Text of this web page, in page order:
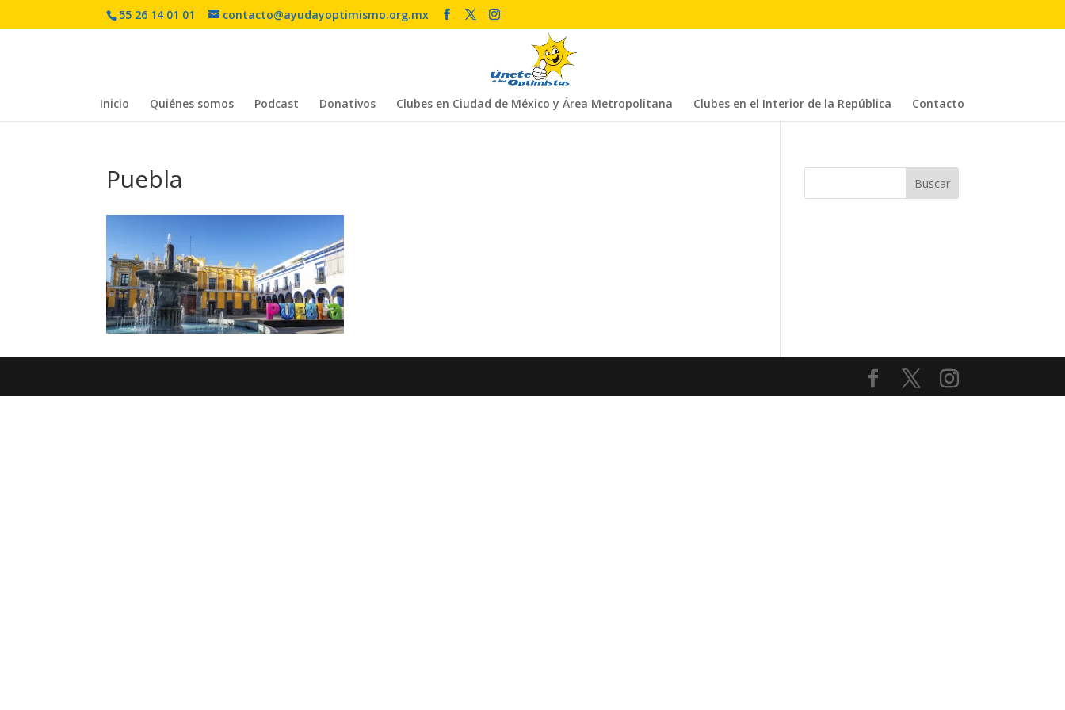
55 26 14 01 01 contacto@ayudayoptimismo.org.mx
Inicio Quiénes somos Podcast Donativos Clubes en Ciudad de México y Área Metropolitana Clubes en el Interior de la República Contacto
Puebla